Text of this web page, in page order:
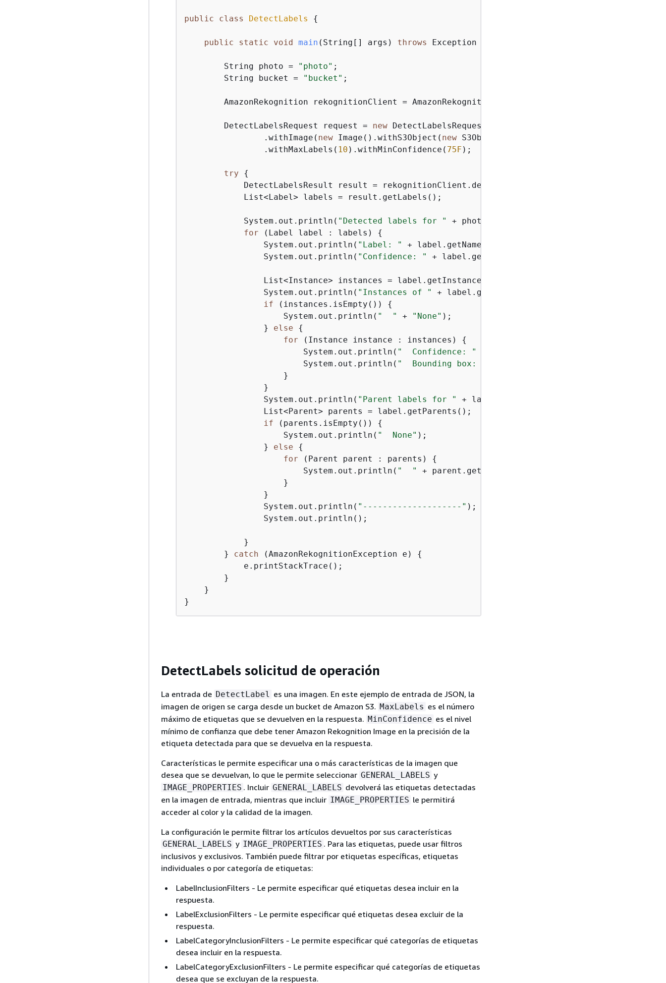
public class DetectLabels {
public static void main (String[] args) throws Exception
        String photo =
"photo" ;
        String bucket =
"bucket" ;
        AmazonRekognition rekognitionClient = AmazonRekognitionClientBuilder.defaultClient();
        DetectLabelsRequest request =
new DetectLabelsRequest()
                .withImage(
new Image().withS3Object( new
                .withMaxLabels(
10 ).withMinConfidence( 75F );
try
{
            DetectLabelsResult result = rekognitionClient.detectLabels(request);
            List<Label> labels = result.getLabels();
            System.out.println(
"Detected labels for " + photo +
for (Label label : labels) {
                System.out.println(
"Label: "
+ label.getName());
                System.out.println(
"Confidence: " + label.getConfidence().toString() +
                List<Instance> instances = label.getInstances();
                System.out.println(
"Instances of "
+ label.getName());
if (instances.isEmpty()) {
                    System.out.println(
"  " + "None" );
                }
else
{
for (Instance instance : instances) {
                        System.out.println(
"  Confidence: "
                        System.out.println(
"  Bounding box: "
                    }
                }
                System.out.println(
"Parent labels for " + label.getName() +
                List<Parent> parents = label.getParents();
if (parents.isEmpty()) {
                    System.out.println(
"  None" );
                }
else
{
for (Parent parent : parents) {
                        System.out.println(
"  "
+ parent.getName());
                    }
                }
                System.out.println(
"--------------------" );
                System.out.println();
            }
        }
catch (AmazonRekognitionException e) {
            e.printStackTrace();
        }
    }
}
DetectLabels solicitud de operación
La entrada de DetectLabel
es una imagen. En este ejemplo de entrada de JSON, la
imagen de origen se carga desde un bucket de Amazon S3. MaxLabels es el número
máximo de etiquetas que se devuelven en la respuesta. MinConfidence es el nivel
mínimo de confianza que debe tener Amazon Rekognition Image en la precisión de la
etiqueta detectada para que se devuelva en la respuesta.
Características le permite especificar una o más características de la imagen que
desea que se devuelvan, lo que le permite seleccionar GENERAL_LABELS y
IMAGE_PROPERTIES . Incluir GENERAL_LABELS devolverá las etiquetas detectadas
en la imagen de entrada, mientras que incluir IMAGE_PROPERTIES le permitirá
acceder al color y la calidad de la imagen.
La configuración le permite filtrar los artículos devueltos por sus características
GENERAL_LABELS y IMAGE_PROPERTIES . Para las etiquetas, puede usar filtros
inclusivos y exclusivos. También puede filtrar por etiquetas específicas, etiquetas
individuales o por categoría de etiquetas:
LabelInclusionFilters - Le permite especificar qué etiquetas desea incluir en la
respuesta.
LabelExclusionFilters - Le permite especificar qué etiquetas desea excluir de la
respuesta.
LabelCategoryInclusionFilters - Le permite especificar qué categorías de etiquetas
desea incluir en la respuesta.
LabelCategoryExclusionFilters - Le permite especificar qué categorías de etiquetas
desea que se excluyan de la respuesta.